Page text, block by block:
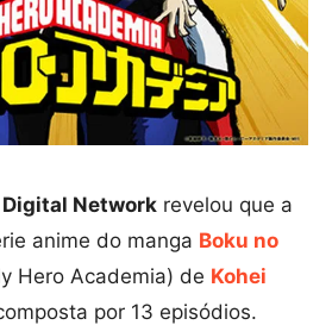
Network revelou que a
anime do manga Boku no
Hero Academia) de Kohei
por 13 episódios.